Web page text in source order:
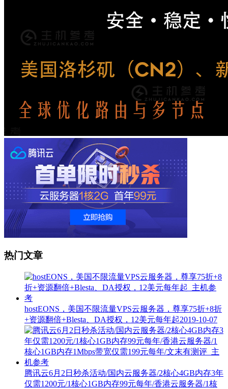
热门文章
hostEONS，美国不限流量VPS云服务器，尊享75折+8折
+资源翻倍+Blesta、DA授权，12美元每年起2019-10-07
腾讯云6月2日秒杀活动/国内云服务器/2核心4GB内存3年
仅需1200元/1核心1GB内存99元每年/香港云服务器/1核